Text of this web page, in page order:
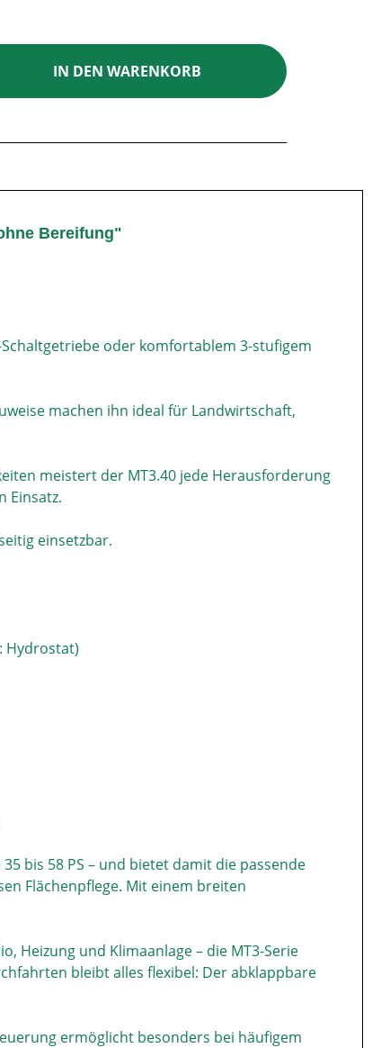
gewünschten Wert ein oder
IN DEN WARENKORB
Bereifung"
oder komfortablem 3-stufigem
machen ihn ideal für Landwirtschaft,
meistert der MT3.40 jede Herausforderung
Einsatz.
einsetzbar.
Hydrostat)
bis 58 PS – und bietet damit die passende
Flächenpflege. Mit einem breiten
Heizung und Klimaanlage – die MT3-Serie
bleibt alles flexibel: Der abklappbare
ermöglicht besonders bei häufigem